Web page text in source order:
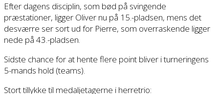
Efter dagens disciplin, som bød på svingende
præstationer, ligger Oliver nu på 15.-pladsen, mens det
desværre ser sort ud for Pierre, som overraskende ligger
nede på 43.-pladsen.
Sidste chance for at hente flere point bliver i turneringens
5-mands hold (teams).
Stort tillykke til medaljetagerne i herretrio: